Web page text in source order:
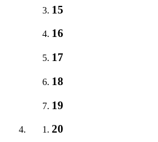
15
16
17
18
19
20